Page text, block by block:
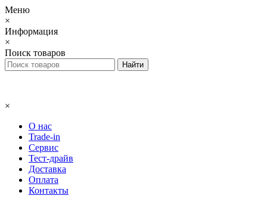
Меню
×
Информация
×
Поиск товаров
×
О нас
Trade-in
Сервис
Тест-драйв
Доставка
Оплата
Контакты